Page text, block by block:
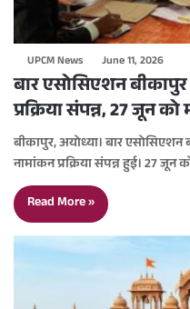
UPCM News June 11, 2026
बार एसोसिएशन
प्रक्रिया संपन्न, 27 जून
बीकापुर, अयोध्या। बार एसोसिएशन
नामांकन प्रक्रिया संपन्न हुई। 27 जून
Read More »